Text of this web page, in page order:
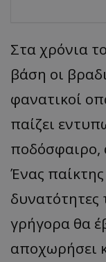
Στα χρόνια
βάση οι
φανατικοί
παίζει
ποδόσφαιρο,
Ένας παίκτης
δυνατότητες
γρήγορα θα
αποχωρήσει